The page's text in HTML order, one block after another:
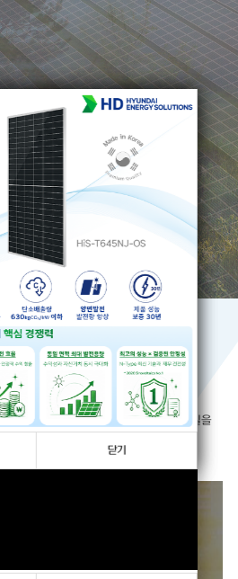
고 혹독한
제품 테스트를 통하여 제품의 질을
닫기
닫기